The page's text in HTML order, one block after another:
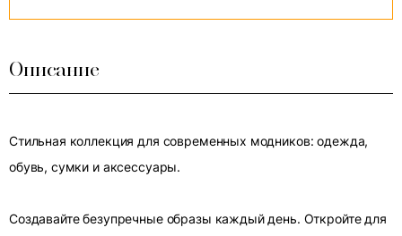
Описание
Стильная коллекция для современных модников: одежда,
обувь, сумки и аксессуары.
Создавайте безупречные образы каждый день. Откройте для